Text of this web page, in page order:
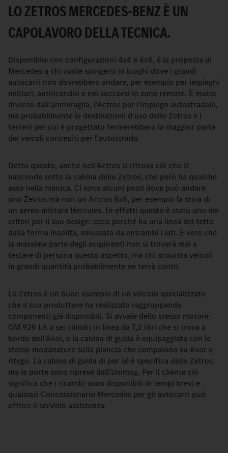
LO ZETROS MERCEDES-BENZ È UN
CAPOLAVORO DELLA TECNICA.
Disponibile con configurazioni 4x4 e 6x6, è la proposta di
Mercedes a chi vuole spingersi in luoghi dove i grandi
autocarri non dovrebbero andare, per esempio per impieghi
militari, antincendio e nei soccorsi in zone remote. È molto
diverso dall'ammiraglia, l'Actros per l'impiego autostradale,
ma probabilmente le destinazioni d'uso dello Zetros e i
terreni per cui è progettato fermerebbero la maggior parte
dei veicoli concepiti per l'autostrada.
Detto questo, anche nell'Actros si ritrova ciò che si
nasconde sotto la cabina dello Zetros, che però ha qualche
asso nella manica. Ci sono alcuni posti dove può andare
uno Zetros ma non un Actros 6x6, per esempio la stiva di
un aereo militare Hercules. In effetti questo è stato uno dei
criteri per il suo design: ecco perché ha una linea del tetto
dalla forma insolita, smussata da entrambi i lati. È vero che
la massima parte degli acquirenti non si troverà mai a
testare di persona questo aspetto, ma chi acquista veicoli
in grandi quantità probabilmente ne terrà conto.
Lo Zetros è un buon esempio di un veicolo specializzato
che il suo produttore ha realizzato raggruppando
componenti già disponibili. Si avvale dello stesso motore
OM 926 LA a sei cilindri in linea da 7,2 litri che si trova a
bordo dell'Axor, e la cabina di guida è equipaggiata con le
stesse modanature sulla plancia che compaiono su Axor e
Atego. La cabina di guida di per sé è specifica dello Zetros,
ma le porte sono riprese dall'Unimog. Per il cliente ciò
significa che i ricambi sono disponibili in tempi brevi e
qualsiasi Concessionario Mercedes per gli autocarri può
offrire il servizio assistenza.